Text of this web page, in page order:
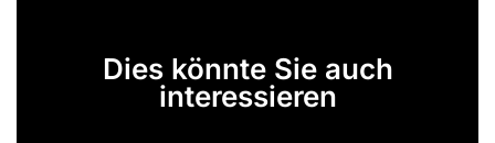
Dies könnte Sie auch
interessieren